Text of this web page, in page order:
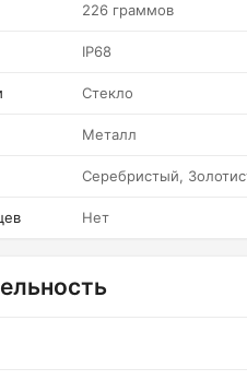
226 граммов
IP68
Стекло
Металл
Серебристый,
Нет